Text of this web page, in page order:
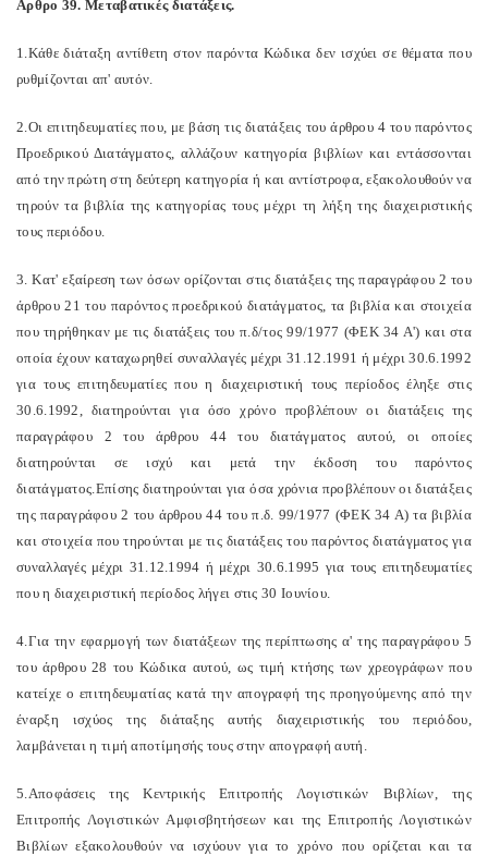
Αρθρο 39. Μεταβατικές διατάξεις.
1.Κάθε διάταξη αντίθετη στον παρόντα Κώδικα δεν ισχύει σε θέματα που
ρυθμίζονται απ' αυτόν.
2.Οι επιτηδευματίες που, με βάση τις διατάξεις του άρθρου 4 του παρόντος
Προεδρικού Διατάγματος, αλλάζουν κατηγορία βιβλίων και εντάσσονται
από την πρώτη στη δεύτερη κατηγορία ή και αντίστροφα, εξακολουθούν να
τηρούν τα βιβλία της κατηγορίας τους μέχρι τη λήξη της διαχειριστικής
τους περιόδου.
3. Κατ' εξαίρεση των όσων ορίζονται στις διατάξεις της παραγράφου 2 του
άρθρου 21 του παρόντος προεδρικού διατάγματος, τα βιβλία και στοιχεία
που τηρήθηκαν με τις διατάξεις του π.δ/τος 99/1977 (ΦΕΚ 34 Α') και στα
οποία έχουν καταχωρηθεί συναλλαγές μέχρι 31.12.1991 ή μέχρι 30.6.1992
για τους επιτηδευματίες που η διαχειριστική τους περίοδος έληξε στις
30.6.1992, διατηρούνται για όσο χρόνο προβλέπουν οι διατάξεις της
παραγράφου 2 του άρθρου 44 του διατάγματος αυτού, οι οποίες
διατηρούνται σε ισχύ και μετά την έκδοση του παρόντος
διατάγματος.Επίσης διατηρούνται για όσα χρόνια προβλέπουν οι διατάξεις
της παραγράφου 2 του άρθρου 44 του π.δ. 99/1977 (ΦΕΚ 34 Α) τα βιβλία
και στοιχεία που τηρούνται με τις διατάξεις του παρόντος διατάγματος για
συναλλαγές μέχρι 31.12.1994 ή μέχρι 30.6.1995 για τους επιτηδευματίες
που η διαχειριστική περίοδος λήγει στις 30 Ιουνίου.
4.Για την εφαρμογή των διατάξεων της περίπτωσης α' της παραγράφου 5
του άρθρου 28 του Κώδικα αυτού, ως τιμή κτήσης των χρεογράφων που
κατείχε ο επιτηδευματίας κατά την απογραφή της προηγούμενης από την
έναρξη ισχύος της διάταξης αυτής διαχειριστικής του περιόδου,
λαμβάνεται η τιμή αποτίμησής τους στην απογραφή αυτή.
5.Αποφάσεις της Κεντρικής Επιτροπής Λογιστικών Βιβλίων, της
Επιτροπής Λογιστικών Αμφισβητήσεων και της Επιτροπής Λογιστικών
Βιβλίων εξακολουθούν να ισχύουν για το χρόνο που ορίζεται και τα